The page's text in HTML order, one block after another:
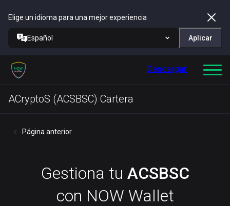
Elige un idioma para una mejor experiencia
Español Aplicar
Descargar
ACryptoS (ACSBSC) Cartera
Página anterior
Gestiona tu ACSBSC
con NOW Wallet